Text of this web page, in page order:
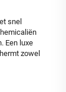
snel
Een luxe
zowel